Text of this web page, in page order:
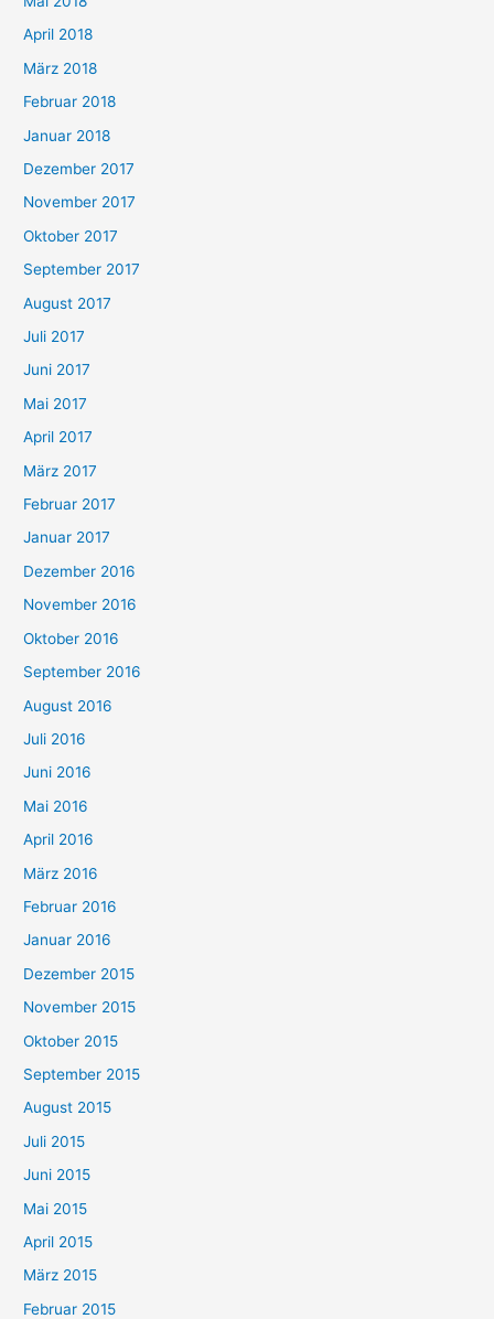
April 2018
März 2018
Februar 2018
Januar 2018
Dezember 2017
November 2017
Oktober 2017
September 2017
August 2017
Juli 2017
Juni 2017
Mai 2017
April 2017
März 2017
Februar 2017
Januar 2017
Dezember 2016
November 2016
Oktober 2016
September 2016
August 2016
Juli 2016
Juni 2016
Mai 2016
April 2016
März 2016
Februar 2016
Januar 2016
Dezember 2015
November 2015
Oktober 2015
September 2015
August 2015
Juli 2015
Juni 2015
Mai 2015
April 2015
März 2015
Februar 2015